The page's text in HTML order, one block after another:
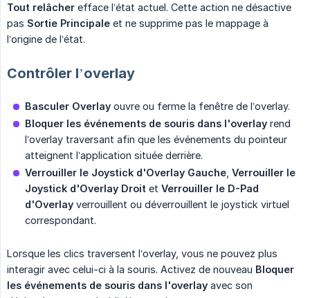
Tout relâcher efface l’état actuel. Cette action ne désactive
pas Sortie Principale et ne supprime pas le mappage à
l’origine de l’état.
Contrôler l’overlay
Basculer Overlay ouvre ou ferme la fenêtre de l’overlay.
Bloquer les événements de souris dans l'overlay rend
l’overlay traversant afin que les événements du pointeur
atteignent l’application située derrière.
Verrouiller le Joystick d'Overlay Gauche Verrouiller le
Joystick d'Overlay Droit et Verrouiller le D-Pad
d'Overlay verrouillent ou déverrouillent le joystick virtuel
correspondant.
Lorsque les clics traversent l’overlay, vous ne pouvez plus
interagir avec celui-ci à la souris. Activez de nouveau Bloquer
les événements de souris dans l'overlay avec son